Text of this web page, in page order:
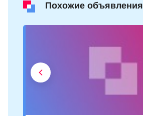
Похожие объявления